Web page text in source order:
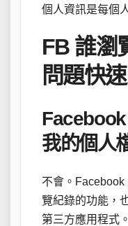
個人資訊是每個
FB 誰瀏
問題快
我的個人
不會。Facebook
覽紀錄的功能，
第三方應用程式。